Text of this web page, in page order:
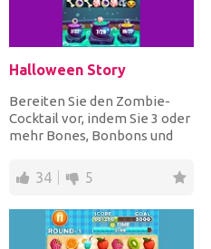
Halloween Story
Bereiten Sie den Zombie-
Cocktail vor, indem Sie 3 oder
mehr Bones, Bonbons und
34 5